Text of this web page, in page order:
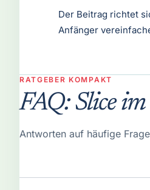
Der Beitrag richtet
Anfänger
RATGEBER KOMPAKT
FAQ: Slice
Antworten auf häufige